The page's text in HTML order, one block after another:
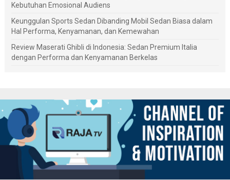
Kebutuhan Emosional Audiens
Keunggulan Sports Sedan Dibanding Mobil Sedan Biasa dalam
Hal Performa, Kenyamanan, dan Kemewahan
Review Maserati Ghibli di Indonesia: Sedan Premium Italia
dengan Performa dan Kenyamanan Berkelas